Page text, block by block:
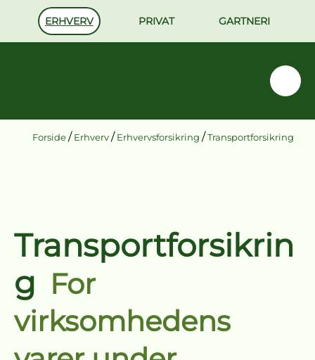
ERHVERV PRIVAT GARTNERI
Forside/ Erhverv/ Erhvervsforsikring /Transportforsikring
Transportforsikrin
g For
virksomhedens